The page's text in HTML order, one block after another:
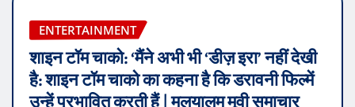
ENTERTAINMENT
शाइन टॉम चाको: ‘मैंने अभी भी ‘डीज़ इरा’ नहीं देखी
है: शाइन टॉम चाको का कहना है कि डरावनी फिल्में